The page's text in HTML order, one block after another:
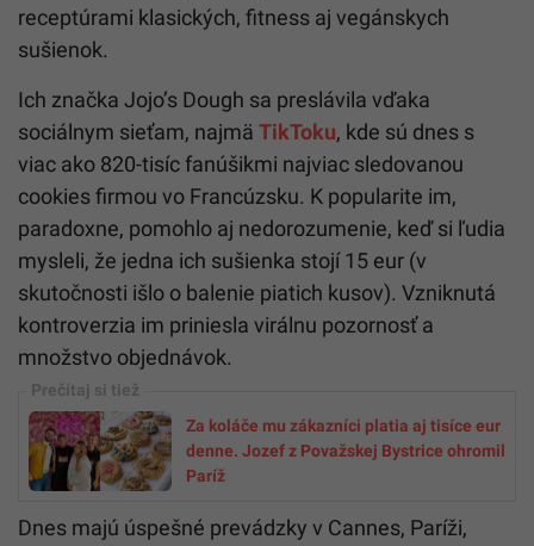
receptúrami klasických, fitness aj vegánskych
sušienok.
Ich značka Jojo’s Dough sa preslávila vďaka
sociálnym sieťam, najmä TikToku, kde sú dnes s
viac ako 820-tisíc fanúšikmi najviac sledovanou
cookies firmou vo Francúzsku. K popularite im,
paradoxne, pomohlo aj nedorozumenie, keď si ľudia
mysleli, že jedna ich sušienka stojí 15 eur (v
skutočnosti išlo o balenie piatich kusov). Vzniknutá
kontroverzia im priniesla virálnu pozornosť a
množstvo objednávok.
Za koláče mu zákazníci platia aj tisíce eur
denne. Jozef z Považskej Bystrice ohromil
Paríž
Dnes majú úspešné prevádzky v Cannes, Paríži,